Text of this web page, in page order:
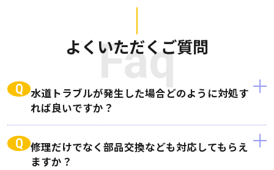
Faq
よくいただくご質問
Q 水道トラブルが発生した場合どのように対処す
れば良いですか？
Q 修理だけでなく部品交換なども対応してもらえ
ますか？